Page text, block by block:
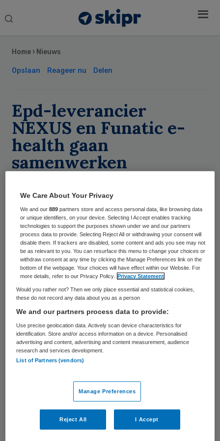
Search
Home › Nieuws
Opslaan Reageer nu Delen
Epd-leverancier
NEXUS en Funatic e-
health gaan
samenwerken
Skipr Redactie
31 maart 2016,11:59
44 keer gelezen
Epd-leverancier NEXUS Nederland en
Funatic, leverancier van e-health-portalen
en e-health-apps gaan een
samenwerkingsverband aan. Het
NEXUS/EPD voor de ziekenhuismarkt en
het Funatic E-health Portaal worden
samengevoegd.
Wanneer de systemen zijn samengevoegd,
zullen patiënten die met hun DigiD op het
epd inloggen ook toegang hebben tot e-
health-functies zoals afspraken maken en
Sidebar
We Care About Your Privacy
We and our889 partners store and access personal data, like browsing data
or unique identifiers, on your device. Selecting I Accept enables tracking
technologies to support the purposes shown under we and our partners
process data to provide. Selecting Reject All or withdrawing your consent will
disable them. If trackers are disabled, some content and ads you see may not
be as relevant to you. You can resurface this menu to change your choices or
withdraw consent at any time by clicking the Manage Preferences link on the
bottom of the webpage. Your choices will have effect within our Website. For
more details, refer to our Privacy Policy.
Privacy Statement
Would you rather not? Then we only place essential and statistical cookies,
these do not record any data about you as a person
We and our partners process data to provide:
Use precise geolocation data. Actively scan device characteristics for
identification. Store and/or access information on a device. Personalised
advertising and content, advertising and content measurement, audience
research and services development.
List of Partners (vendors)
Manage Preferences
Reject All I Accept